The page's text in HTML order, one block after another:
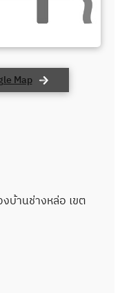
านช่างหล่อ เขต
Map